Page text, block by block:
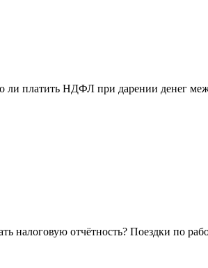
ли платить НДФЛ при дарении денег
налоговую отчётность? Поездки по